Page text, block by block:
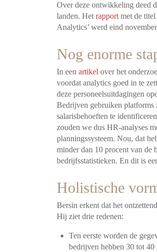
Over deze ontwikkeling deed
landen. Het rapport met de
Analytics’ werd eind
Nog enorme
In een artikel over het
voordat analytics goed in te
deze personeelsuitdagingen
Bedrijven gebruiken
salarisbehoeften te
zouden we dus HR-analyses
planningssysteem. Nou, dat
minder dan 10 procent van de
bedrijfsstatistieken. En dit is
Holistische
Bersin erkent dat het
Hij ziet drie redenen:
Ten eerste worden de
bedrijven hebben 30 tot